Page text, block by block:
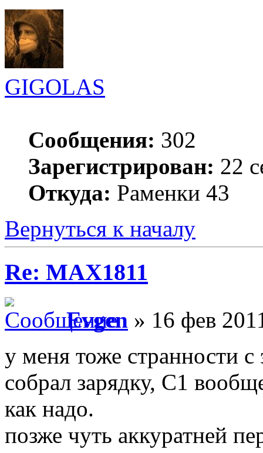
GIGOLAS
Сообщения: 302
Зарегистрирован: 22
Откуда: Раменки 43
Вернуться к началу
Re: MAX1811
Evgen » 16 фев
у меня тоже странности
собрал зарядку, C1
как надо.
позже чуть аккуратней